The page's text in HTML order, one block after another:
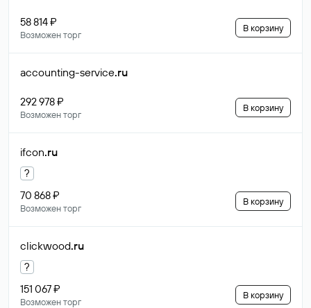
58 814 ₽
Возможен торг
В корзину
accounting-service.ru
292 978 ₽
Возможен торг
В корзину
ifcon.ru
?
70 868 ₽
Возможен торг
В корзину
clickwood.ru
?
151 067 ₽
Возможен торг
В корзину